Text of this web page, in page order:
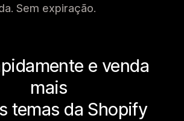
Sem expiração.
e venda
mais
temas da Shopify